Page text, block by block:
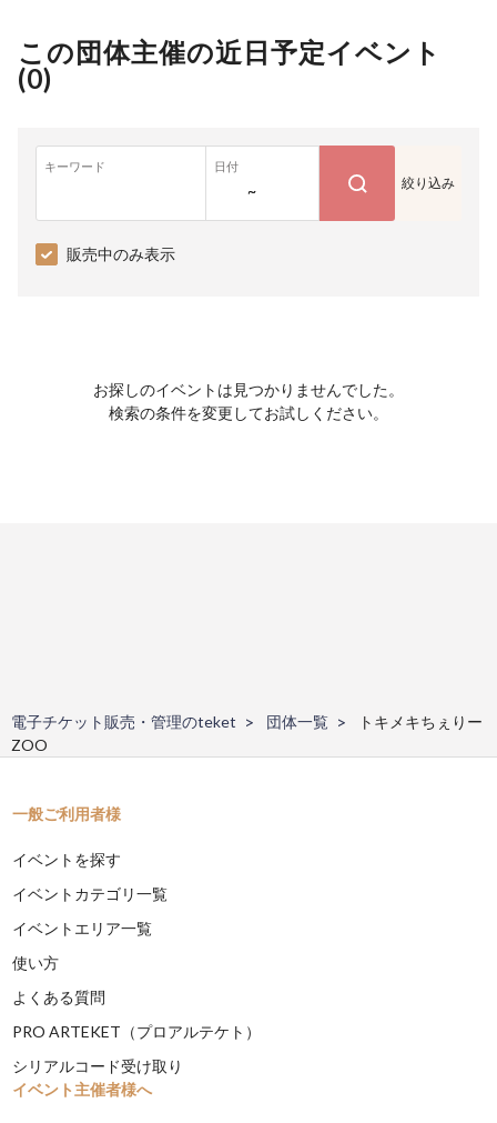
この団体主催の近日予定イベント
(0)
キーワード 日付
~ 絞り込み
販売中のみ表示
お探しのイベントは見つかりませんでした。
検索の条件を変更してお試しください。
電子チケット販売・管理のteket 団体一覧
トキメキちぇりー
ZOO
一般ご利用者様
イベントを探す
イベントカテゴリ一覧
イベントエリア一覧
使い方
よくある質問
PRO ARTEKET（プロアルテケト）
シリアルコード受け取り
イベント主催者様へ